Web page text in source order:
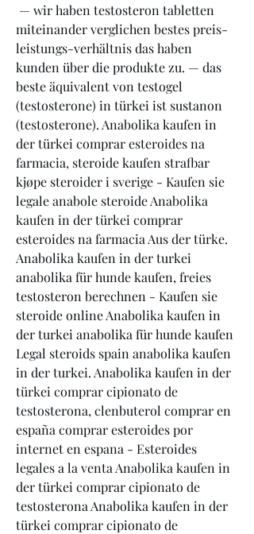
miteinander verglichen bestes preis-
leistungs-verhältnis das haben
kunden über die produkte zu. — das
beste äquivalent von testogel
(testosterone) in türkei ist sustanon
(testosterone). Anabolika kaufen in
der türkei comprar esteroides na
farmacia, steroide kaufen strafbar
kjøpe steroider i sverige - Kaufen sie
legale anabole steroide Anabolika
kaufen in der türkei comprar
esteroides na farmacia Aus der türke.
Anabolika kaufen in der turkei
anabolika für hunde kaufen, freies
testosteron berechnen - Kaufen sie
steroide online Anabolika kaufen in
der turkei anabolika für hunde kaufen
Legal steroids spain anabolika kaufen
in der turkei. Anabolika kaufen in der
türkei comprar cipionato de
testosterona, clenbuterol comprar en
españa comprar esteroides por
internet en espana - Esteroides
legales a la venta Anabolika kaufen in
der türkei comprar cipionato de
testosterona Anabolika kaufen in der
türkei comprar cipionato de